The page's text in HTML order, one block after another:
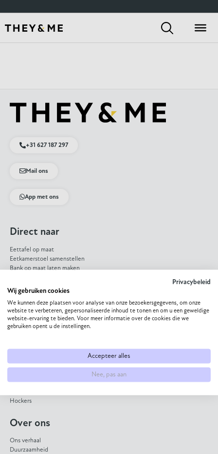
+31 627 187 297
Mail ons
App met ons
Direct naar
Eettafel op maat
Eetkamerstoel samenstellen
Bank op maat laten maken
Dekton eettafel
Eiken eettafel
Eetkamerbank op maat
Collectie
Salontafels
Banken
Hockers
Over ons
Ons verhaal
Duurzaamheid
Privacybeleid
Wij gebruiken cookies
We kunnen deze plaatsen voor analyse van onze bezoekersgegevens, om onze
website te verbeteren, gepersonaliseerde inhoud te tonen en om u een geweldige
website-ervaring te bieden. Voor meer informatie over de cookies die we
gebruiken opent u de instellingen.
Accepteer alles
Nee, pas aan